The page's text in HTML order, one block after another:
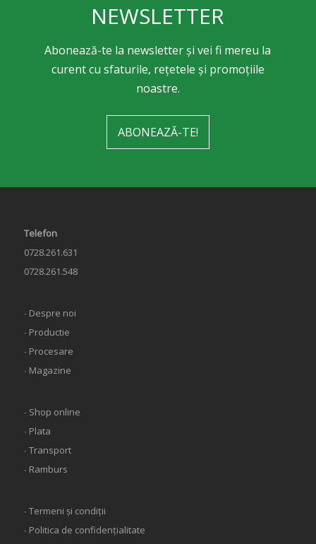
NEWSLETTER
Abonează-te la newsletter și vei fi mereu la
curent cu sfaturile, rețetele și promoțiile
noastre.
ABONEAZĂ-TE!
Telefon
0728.261.631
0728.261.548
∙ Despre noi
∙ Productie
∙ Procesare
∙ Magazine
∙ Shop online
∙ Plata
∙ Transport
∙ Ramburs
∙ Termeni și condiții
∙ Politica de confidențialitate